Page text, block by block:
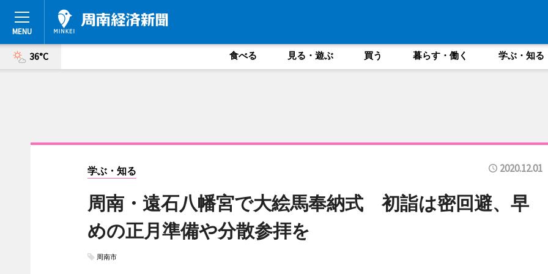
36°C 食べる 見る・遊ぶ 買う 暮らす・働く 学ぶ・知る
学ぶ・知る 2020.12.01
周南・遠石八幡宮で大絵馬奉納式 初詣は密回避、早
めの正月準備や分散参拝を
周南市